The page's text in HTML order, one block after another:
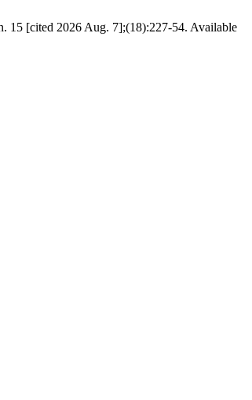
15 [cited 2026 Aug. 7];(18):227-54. Available